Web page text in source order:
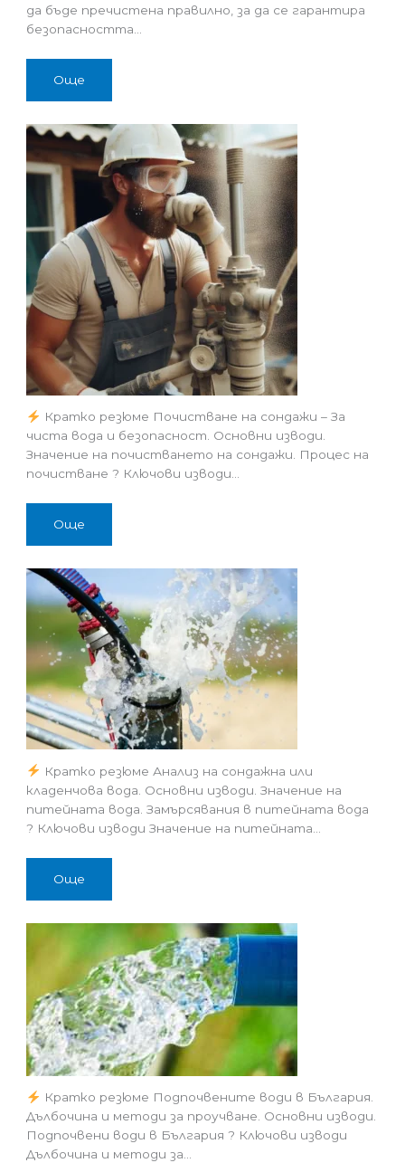
да бъде пречистена правилно, за да се гарантира
безопасността…
Още
Кратко резюме Почистване на сондажи – За
чиста вода и безопасност. Основни изводи.
Значение на почистването на сондажи. Процес на
почистване ? Ключови изводи…
Още
Кратко резюме Анализ на сондажна или
кладенчова вода. Основни изводи. Значение на
питейната вода. Замърсявания в питейната вода
? Ключови изводи Значение на питейната…
Още
Кратко резюме Подпочвените води в България.
Дълбочина и методи за проучване. Основни изводи.
Подпочвени води в България ? Ключови изводи
Дълбочина и методи за…